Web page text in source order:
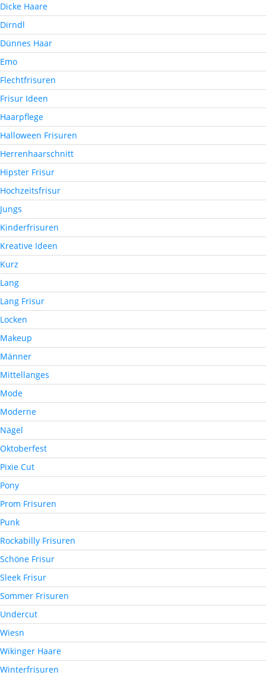
Dicke Haare
Dirndl
Dünnes Haar
Emo
Flechtfrisuren
Frisur Ideen
Haarpflege
Halloween Frisuren
Herrenhaarschnitt
Hipster Frisur
Hochzeitsfrisur
Jungs
Kinderfrisuren
Kreative Ideen
Kurz
Lang
Lang Frisur
Locken
Makeup
Männer
Mittellanges
Mode
Moderne
Nägel
Oktoberfest
Pixie Cut
Pony
Prom Frisuren
Punk
Rockabilly Frisuren
Schöne Frisur
Sleek Frisur
Sommer Frisuren
Undercut
Wiesn
Wikinger Haare
Winterfrisuren